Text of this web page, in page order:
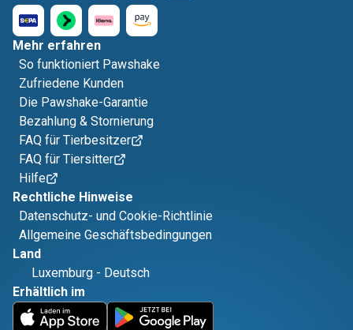
Mehr erfahren
So funktioniert Pawshake
Zufriedene Kunden
Die Pawshake-Garantie
Bezahlung & Stornierung
FAQ für Tierbesitzer
FAQ für Tiersitter
Hilfe
Rechtliche Hinweise
Datenschutz- und Cookie-Richtlinie
Allgemeine Geschäftsbedingungen
Land
Luxemburg - Deutsch
Erhältlich im